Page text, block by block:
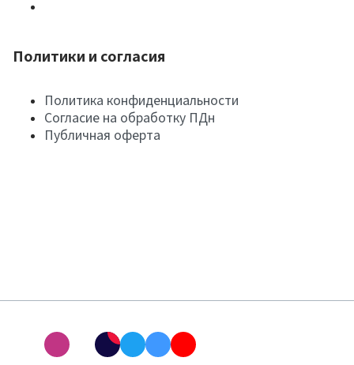
Политики и согласия
Политика конфиденциальности
Согласие на обработку ПДн
Публичная оферта